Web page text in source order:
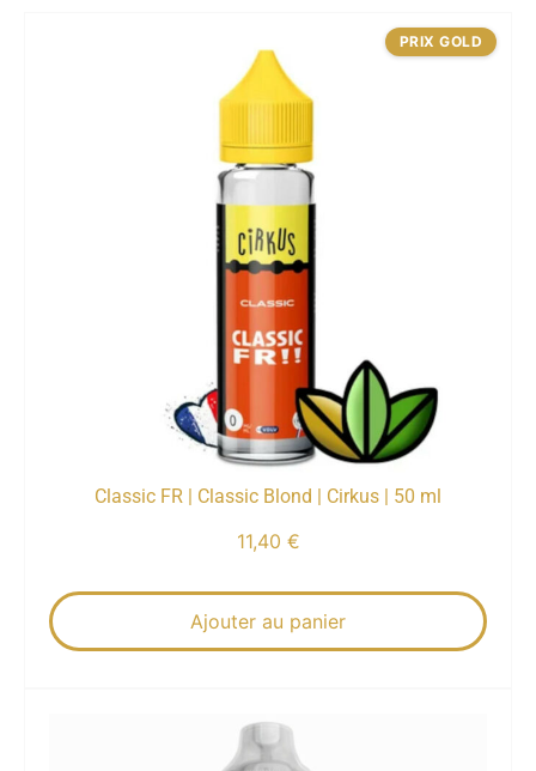
Classic FR | Classic Blond | Cirkus | 50 ml
11,40 €
Ajouter au panier
PRIX GOLD